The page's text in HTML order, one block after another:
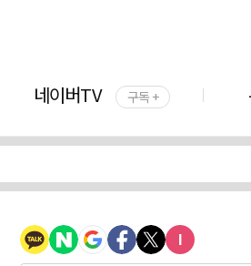
네이버TV 구독 +